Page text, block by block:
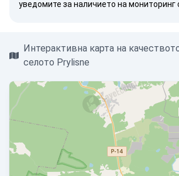
уведомите за наличието на мониторинг
Интерактивна карта на
селото Prylisne